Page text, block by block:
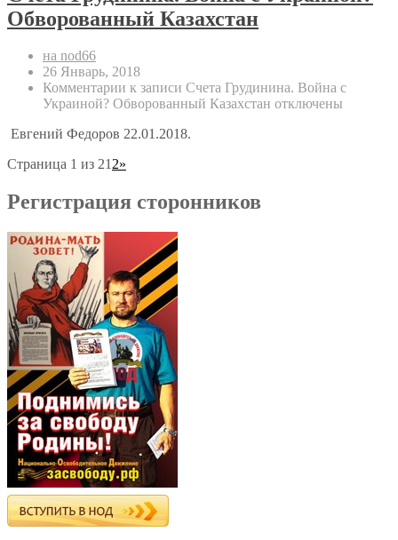
Обворованный Казахстан
на nod66
26 Январь, 2018
Комментарии к записи Счета Грудинина. Война с
Украиной? Обворованный Казахстан отключены
Евгений Федоров 22.01.2018.
Страница 1 из 212»
Регистрация сторонников